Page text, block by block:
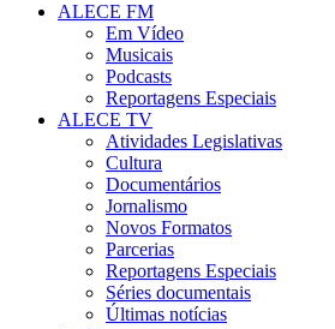
ALECE FM
Em Vídeo
Musicais
Podcasts
Reportagens Especiais
ALECE TV
Atividades Legislativas
Cultura
Documentários
Jornalismo
Novos Formatos
Parcerias
Reportagens Especiais
Séries documentais
Últimas notícias